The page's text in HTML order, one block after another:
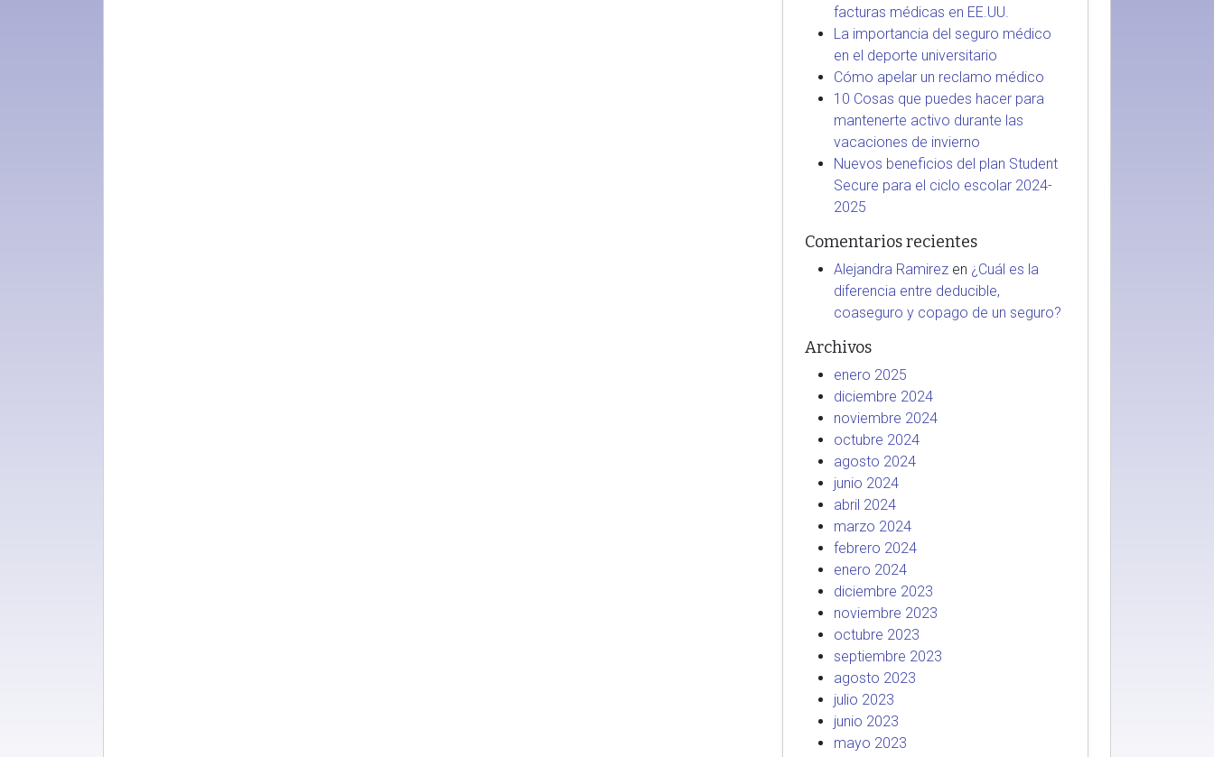
facturas médicas en EE.UU.
La importancia del seguro médico
en el deporte universitario
Cómo apelar un reclamo médico
10 Cosas que puedes hacer para
mantenerte activo durante las
vacaciones de invierno
Nuevos beneficios del plan Student
Secure para el ciclo escolar 2024-
2025
Comentarios recientes
Alejandra Ramirezen ¿Cuál es la
diferencia entre deducible,
coaseguro y copago de un seguro?
Archivos
enero 2025
diciembre 2024
noviembre 2024
octubre 2024
agosto 2024
junio 2024
abril 2024
marzo 2024
febrero 2024
enero 2024
diciembre 2023
noviembre 2023
octubre 2023
septiembre 2023
agosto 2023
julio 2023
junio 2023
mayo 2023